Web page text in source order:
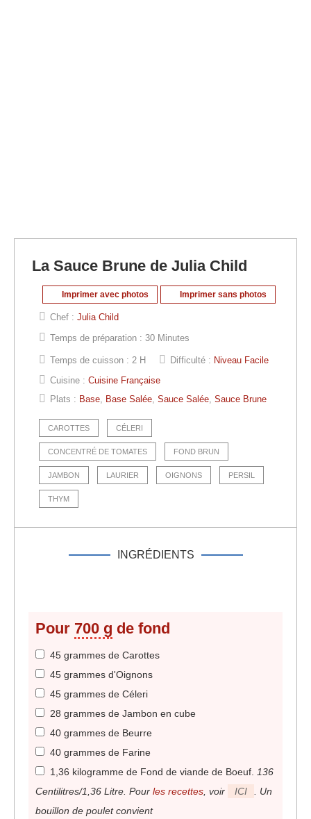
La Sauce Brune de Julia Child
Imprimer avec photos Imprimer sans photos
Chef : Julia Child
Temps de préparation : 30 Minutes
Temps de cuisson : 2 H Difficulté : Niveau Facile
Cuisine : Cuisine Française
Plats : Base, Base Salée, Sauce Salée, Sauce Brune
CAROTTES CÉLERI
CONCENTRÉ DE TOMATES FOND BRUN
JAMBON LAURIER OIGNONS PERSIL
THYM
INGRÉDIENTS
Pour 700 g de fond
45 grammes de Carottes
45 grammes d'Oignons
45 grammes de Céleri
28 grammes de Jambon en cube
40 grammes de Beurre
40 grammes de Farine
1,36 kilogramme de Fond de viande de Boeuf
136
Centilitres/1,36 Litre. Pour les recettes , voir ICI
. Un
bouillon de poulet convient